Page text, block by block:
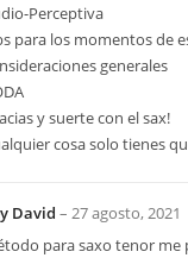
Perceptiva
para los momentos de
generales
y suerte con el sax!
cosa solo tienes
David – 27 agosto, 2021
para saxo tenor me